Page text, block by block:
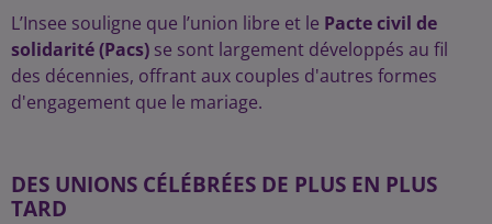
L’Insee souligne que l’union libre et le Pacte civil de
solidarité (Pacs) se sont largement développés au fil
des décennies, offrant aux couples d'autres formes
d'engagement que le mariage.
DES UNIONS CÉLÉBRÉES DE PLUS EN PLUS
TARD